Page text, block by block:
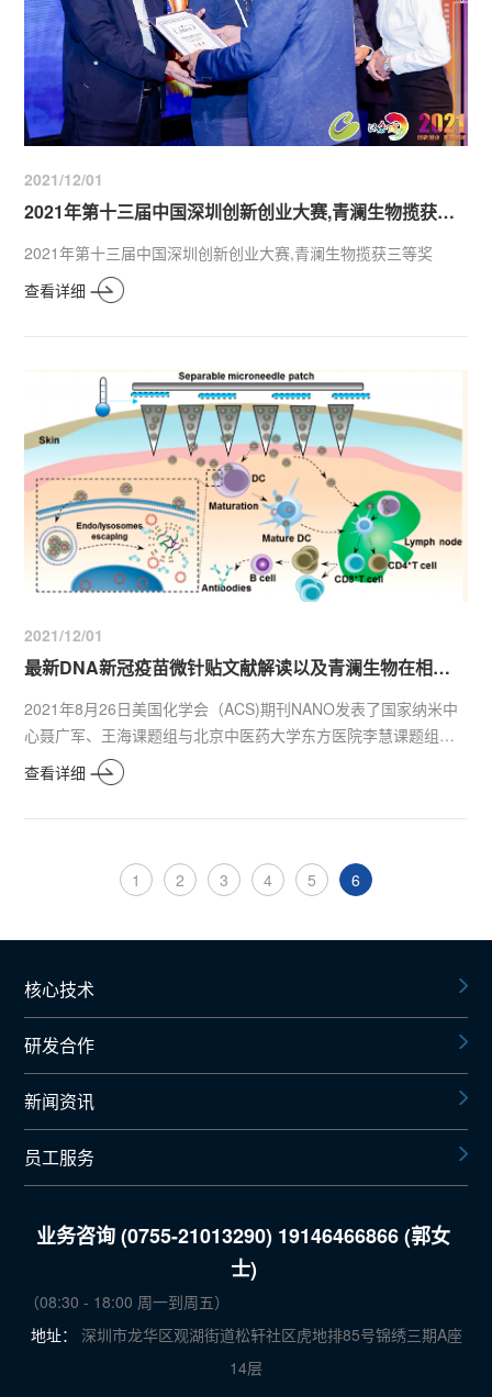
2021/12/01
2021年第十三届中国深圳创新创业大赛,青澜生物揽获三等奖
2021年第十三届中国深圳创新创业大赛,青澜生物揽获三等奖
查看详细
2021/12/01
最新DNA新冠疫苗微针贴文献解读以及青澜生物在相应领域的产业化研究进展
2021年8月26日美国化学会（ACS)期刊NANO发表了国家纳米中
心聂广军、王海课题组与北京中医药大学东方医院李慧课题组最
新的研究成果。论文的题目是“Separable Microneedle Patch
toProtect and Deliver DNA Nanovaccines Against COVID-19”。
产业化的先行者，我们认为这是一篇不可多得的高水平研究文
献，下面青澜就和大家一起详细解读这篇文献，并结合公司自己
查看详细
1 2 3 4 5 6
核心技术
研发合作
新闻资讯
员工服务
业务咨询 (0755-21013290) 19146466866 (郭女
士)
（08:30 - 18:00 周一到周五）
地址：
深圳市龙华区观湖街道松轩社区虎地排85号锦绣三期A座
14层